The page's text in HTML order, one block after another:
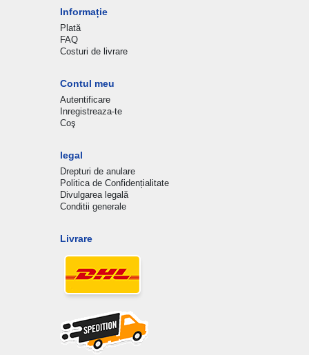
Informație
Plată
FAQ
Costuri de livrare
Contul meu
Autentificare
Inregistreaza-te
Coş
legal
Drepturi de anulare
Politica de Confidențialitate
Divulgarea legală
Conditii generale
Livrare